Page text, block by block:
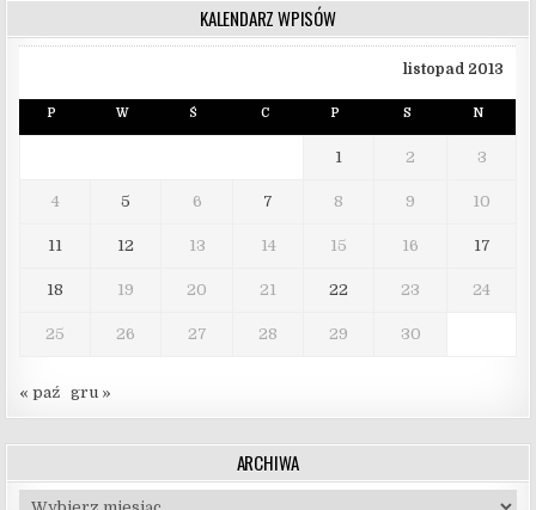
KALENDARZ WPISÓW
listopad 2013
P W Ś C P S N
1 2 3
4 5 6 7 8 9 10
11 12 13 14 15 16 17
18 19 20 21 22 23 24
25 26 27 28 29 30
« paź gru »
ARCHIWA
Archiwa